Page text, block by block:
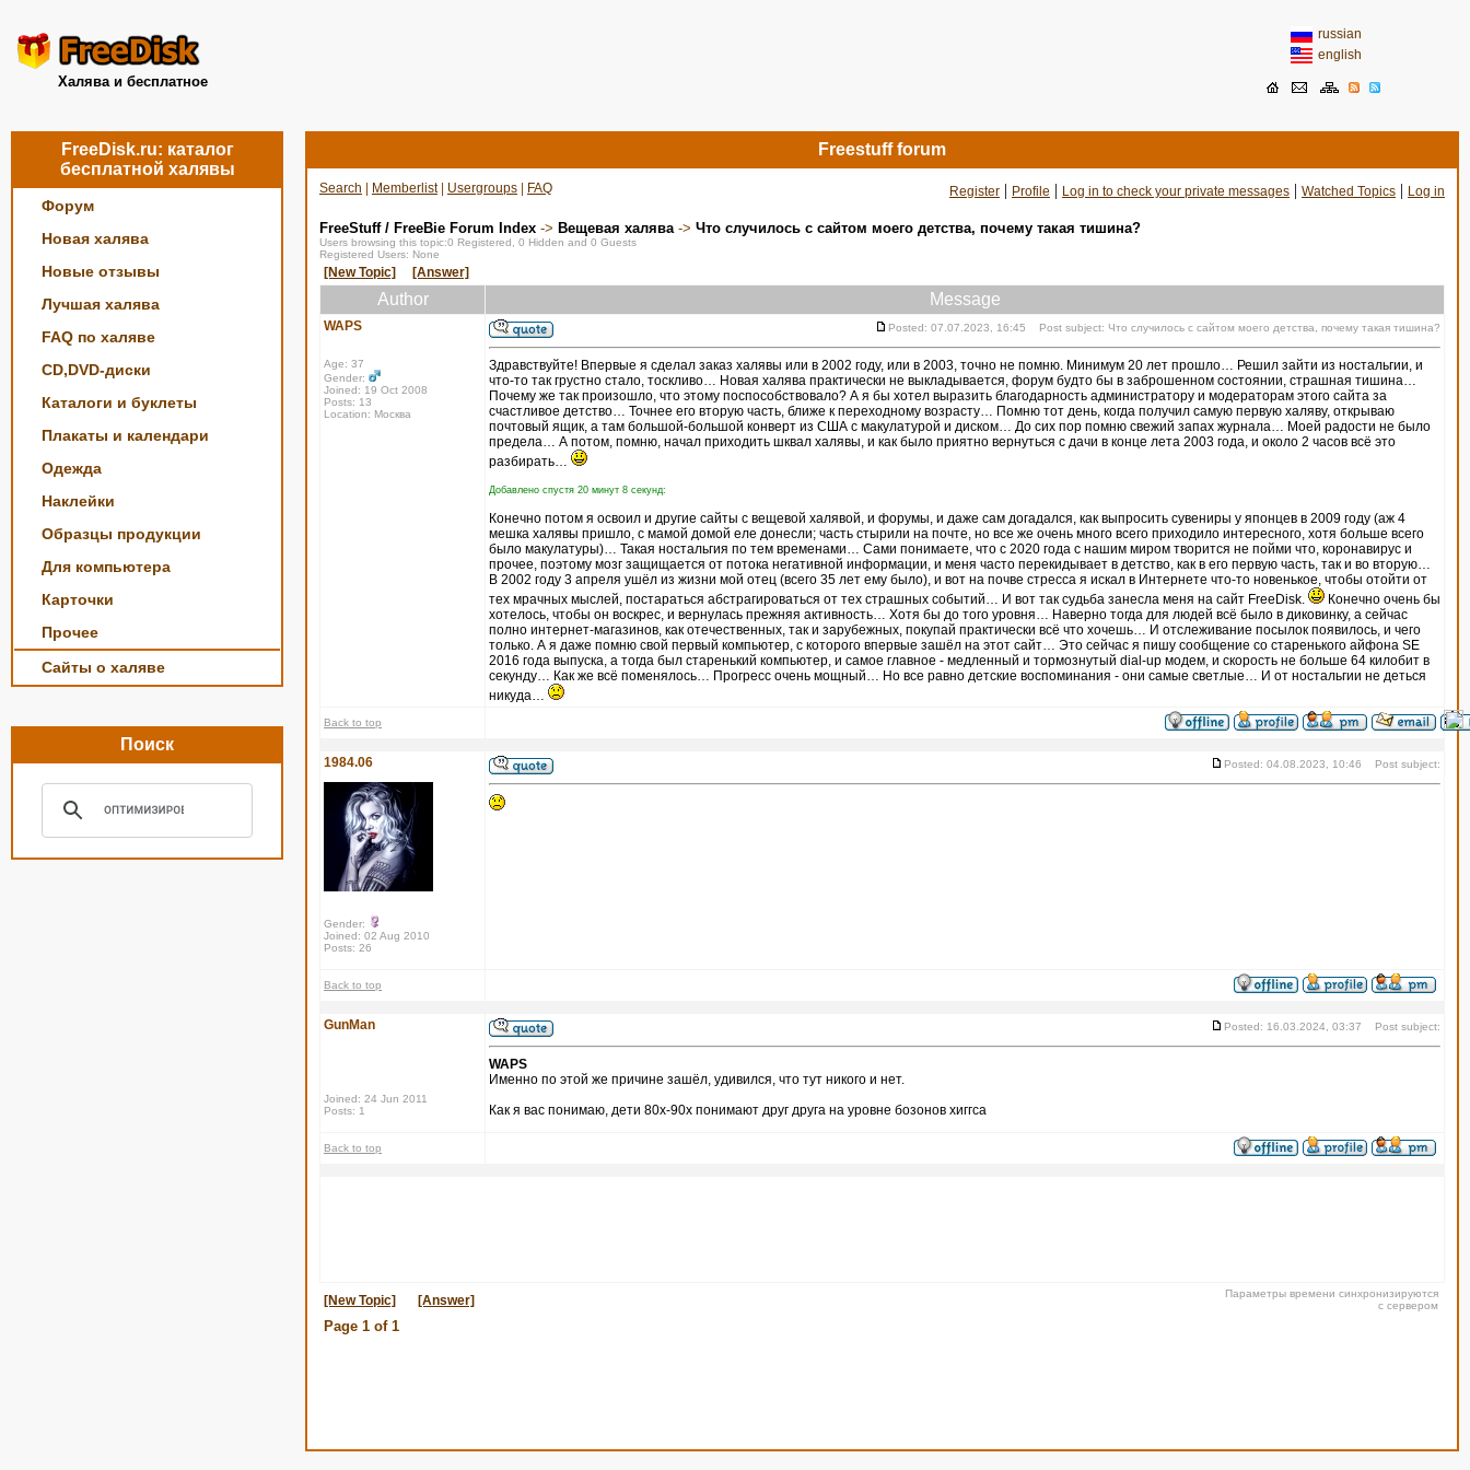
Халява и бесплатное
russian
english
FreeDisk.ru: каталог
бесплатной халявы
Форум
Новая халява
Новые отзывы
Лучшая халява
FAQ по халяве
CD,DVD-диски
Каталоги и буклеты
Плакаты и календари
Одежда
Наклейки
Образцы продукции
Для компьютера
Карточки
Прочее
Сайты о халяве
Поиск
Freestuff forum
Search Memberlist| Usergroups FAQ Register | Profile | Log in to check your private messages | Watched Topics | Log in
FreeStuff / FreeBie Forum Index -> Вещевая халява-> Что случилось с сайтом моего детства, почему такая тишина?
Users browsing this topic:0 Registered, 0 Hidden and 0 Guests
Registered Users: None
[New Topic] [Answer]
Author Message
WAPS
Age: 37
Gender:
Joined: 19 Oct 2008
Posts: 13
Location: Москва
Posted: 07.07.2023, 16:45 Post subject: Что случилось с сайтом моего детства, почему такая тишина?
Здравствуйте! Впервые я сделал заказ халявы или в 2002 году, или в 2003, точно не помню. Минимум 20 лет прошло… Решил зайти из ностальгии, и
что-то так грустно стало, тоскливо… Новая халява практически не выкладывается, форум будто бы в заброшенном состоянии, страшная тишина…
Почему же так произошло, что этому поспособствовало? А я бы хотел выразить благодарность администратору и модераторам этого сайта за
счастливое детство… Точнее его вторую часть, ближе к переходному возрасту… Помню тот день, когда получил самую первую халяву, открываю
почтовый ящик, а там большой-большой конверт из США с макулатурой и диском… До сих пор помню свежий запах журнала… Моей радости не было
предела… А потом, помню, начал приходить шквал халявы, и как было приятно вернуться с дачи в конце лета 2003 года, и около 2 часов всё это
разбирать…
Добавлено спустя 20 минут 8 секунд:
Конечно потом я освоил и другие сайты с вещевой халявой, и форумы, и даже сам догадался, как выпросить сувениры у японцев в 2009 году (аж 4
мешка халявы пришло, с мамой домой еле донесли; часть стырили на почте, но все же очень много всего приходило интересного, хотя больше всего
было макулатуры)… Такая ностальгия по тем временами… Сами понимаете, что с 2020 года с нашим миром творится не пойми что, коронавирус и
прочее, поэтому мозг защищается от потока негативной информации, и меня часто перекидывает в детство, как в его первую часть, так и во вторую…
В 2002 году 3 апреля ушёл из жизни мой отец (всего 35 лет ему было), и вот на почве стресса я искал в Интернете что-то новенькое, чтобы отойти от
тех мрачных мыслей, постараться абстрагироваться от тех страшных событий… И вот так судьба занесла меня на сайт FreeDisk.
Конечно очень бы
хотелось, чтобы он воскрес, и вернулась прежняя активность… Хотя бы до того уровня… Наверно тогда для людей всё было в диковинку, а сейчас
полно интернет-магазинов, как отечественных, так и зарубежных, покупай практически всё что хочешь… И отслеживание посылок появилось, и чего
только. А я даже помню свой первый компьютер, с которого впервые зашёл на этот сайт… Это сейчас я пишу сообщение со старенького айфона SE
2016 года выпуска, а тогда был старенький компьютер, и самое главное - медленный и тормознутый dial-up модем, и скорость не больше 64 килобит в
секунду… Как же всё поменялось… Прогресс очень мощный… Но все равно детские воспоминания - они самые светлые… И от ностальгии не деться
никуда…
Back to top
1984.06
Gender:
Joined: 02 Aug 2010
Posts: 26
Posted: 04.08.2023, 10:46 Post subject:
Back to top
GunMan
Joined: 24 Jun 2011
Posts: 1
Posted: 16.03.2024, 03:37 Post subject:
WAPS
Именно по этой же причине зашёл, удивился, что тут никого и нет.
Как я вас понимаю, дети 80х-90х понимают друг друга на уровне бозонов хиггса
Back to top
[New Topic] [Answer]
Параметры времени синхронизируются
с сервером
Page 1 of 1